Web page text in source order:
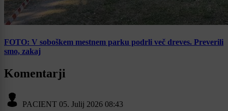
FOTO: V soboškem mestnem parku podrli več dreves. Preverili
smo, zakaj
Komentarji
PACIENT 05. Julij 2026 08:43